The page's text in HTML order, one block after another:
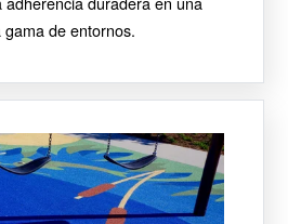
gama de entornos.